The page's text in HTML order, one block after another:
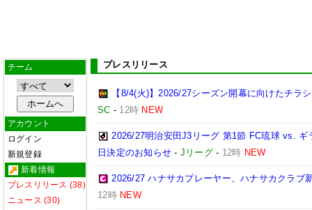
チーム
アカウント
ログイン
新規登録
新着情報
プレスリリース (38)
ニュース (30)
プレスリリース
【8/4(火)】2026/27シーズン開幕に向けたチラ
SC - 12時 NEW
2026/27明治安田J3リーグ 第1節 FC琉球 vs.
日決定のお知らせ - Jリーグ - 12時 NEW
2026/27 ハナサカプレーヤー、ハナサカクラブ
12時 NEW